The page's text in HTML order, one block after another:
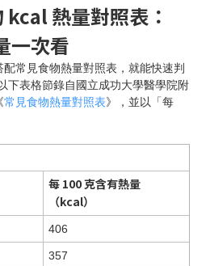
kcal 熱量對照表：
一次看
常見食物熱量對照表，就能快速判
下表格節錄自國立成功大學醫學院附
常見食物熱量對照表》，並以「每
每 100 克含有熱量
（kcal）
406
357